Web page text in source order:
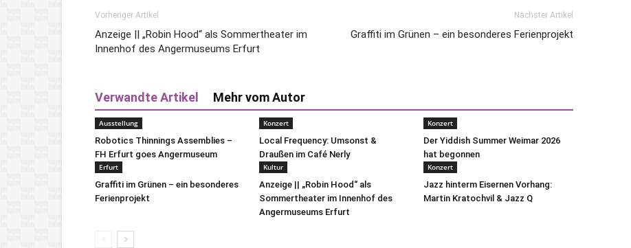
Vorheriger Artikel
Anzeige || „Robin Hood“ als Sommertheater im
Innenhof des Angermuseums Erfurt
Nächster Artikel
Graffiti im Grünen – ein besonderes Ferienprojekt
Verwandte Artikel Mehr vom Autor
Ausstellung
Robotics Thinnings Assemblies –
FH Erfurt goes Angermuseum
Konzert
Local Frequency: Umsonst &
Draußen im Café Nerly
Konzert
Der Yiddish Summer Weimar 2026
hat begonnen
Erfurt
Graffiti im Grünen – ein besonderes
Ferienprojekt
Kultur
Anzeige || „Robin Hood“ als
Sommertheater im Innenhof des
Angermuseums Erfurt
Konzert
Jazz hinterm Eisernen Vorhang:
Martin Kratochvil & Jazz Q